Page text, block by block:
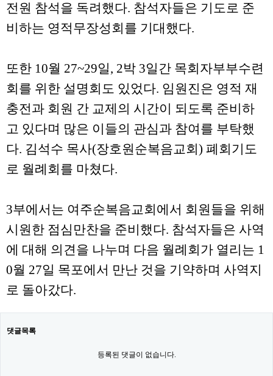
전원 참석을 독려했다. 참석자들은 기도로 준
비하는 영적무장성회를 기대했다.
또한 10월 27~29일, 2박 3일간 목회자부부수련
회를 위한 설명회도 있었다. 임원진은 영적 재
충전과 회원 간 교제의 시간이 되도록 준비하
고 있다며 많은 이들의 관심과 참여를 부탁했
다. 김석수 목사(장호원순복음교회) 폐회기도
로 월례회를 마쳤다.
3부에서는 여주순복음교회에서 회원들을 위해
시원한 점심만찬을 준비했다. 참석자들은 사역
에 대해 의견을 나누며 다음 월례회가 열리는 1
0월 27일 목포에서 만난 것을 기약하며 사역지
로 돌아갔다.
댓글목록
등록된 댓글이 없습니다.